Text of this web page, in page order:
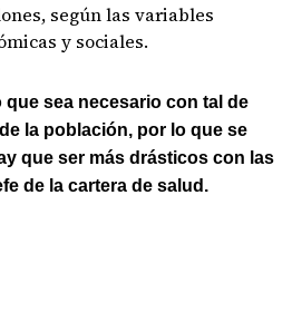
según las variables
y sociales.
sea necesario con tal de
la población, por lo que se
que ser más drásticos con las
de la cartera de salud.